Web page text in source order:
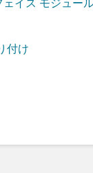
イス モジュー
付け